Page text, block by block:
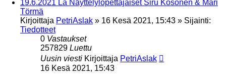
19.6.2021 La Näyttelylopettajaiset Siru Kosonen & Mari
Törmä
Kirjoittaja PetriAslak » 16 Kesä 2021, 15:43 » Sijainti:
Tiedotteet
0 Vastaukset
257829 Luettu
Uusin viesti Kirjoittaja PetriAslak
16 Kesä 2021, 15:43